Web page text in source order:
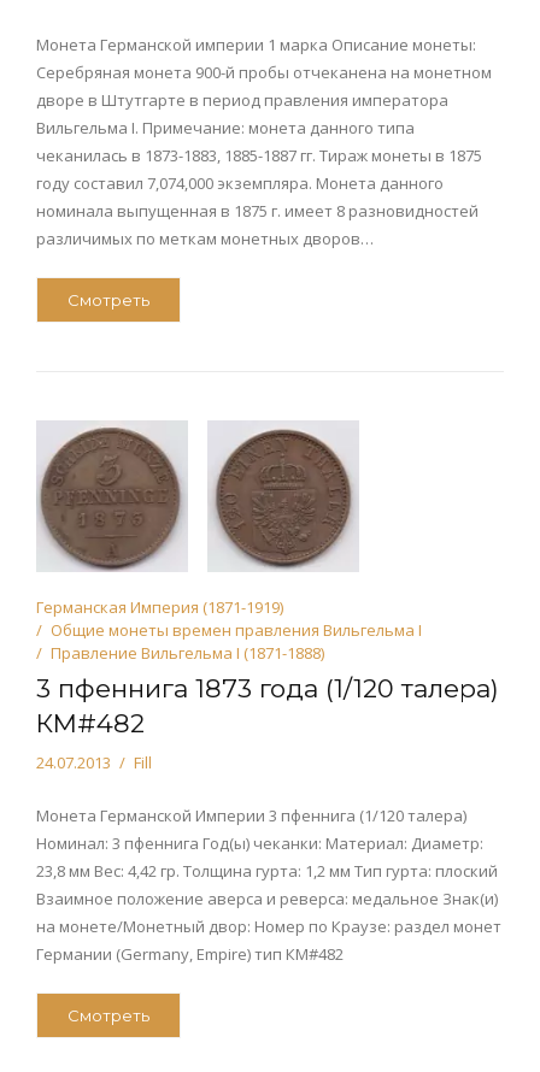
Монета Германской империи 1 марка Описание монеты:
Серебряная монета 900-й пробы отчеканена на монетном
дворе в Штутгарте в период правления императора
Вильгельма I. Примечание: монета данного типа
чеканилась в 1873-1883, 1885-1887 гг. Тираж монеты в 1875
году составил 7,074,000 экземпляра. Монета данного
номинала выпущенная в 1875 г. имеет 8 разновидностей
различимых по меткам монетных дворов…
Смотреть
Германская Империя (1871-1919)
Общие монеты времен правления Вильгельма I
Правление Вильгельма I (1871-1888)
3 пфеннига 1873 года (1/120 талера)
КМ#482
24.07.2013 Fill
Монета Германской Империи 3 пфеннига (1/120 талера)
Номинал: 3 пфеннига Год(ы) чеканки: Материал: Диаметр:
23,8 мм Вес: 4,42 гр. Толщина гурта: 1,2 мм Тип гурта: плоский
Взаимное положение аверса и реверса: медальное Знак(и)
на монете/Монетный двор: Номер по Краузе: раздел монет
Германии (Germany, Empire) тип КМ#482
Смотреть